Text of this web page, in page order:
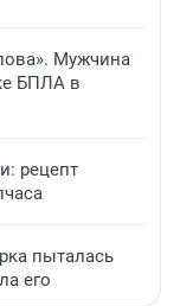
Мужчина
БПЛА в
рецепт
пыталась
его